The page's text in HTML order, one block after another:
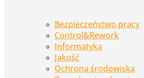
Bezpieczeństwo pracy
Control&Rework
Informatyka
Jakość
Ochrona środowiska